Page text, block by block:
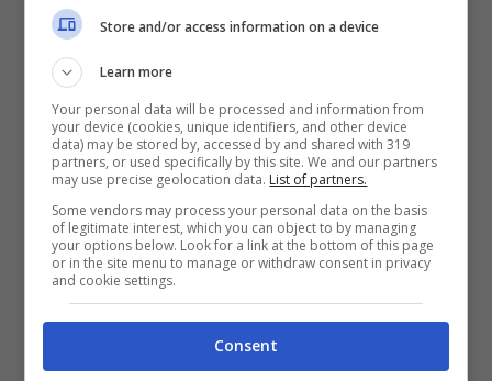
Mercedes
2025.
Il campione del mondo in carica sarebbe
protagonista di un clamoroso trasferimento.
stato unincontro tra il papà Jos
Verstappen e Toto Wolff,team principal
loro rapporti in passato ma si sarebbero
Store and/or access information on a device
Learn more
Your personal data will be processed and information from
your device (cookies, unique identifiers, and other device
data) may be stored by, accessed by and shared with 319
partners, or used specifically by this site. We and our partners
may use precise geolocation data. List of partners.
Some vendors may process your personal data on the basis
of legitimate interest, which you can object to by managing
your options below. Look for a link at the bottom of this page
or in the site menu to manage or withdraw consent in privacy
and cookie settings.
Consent